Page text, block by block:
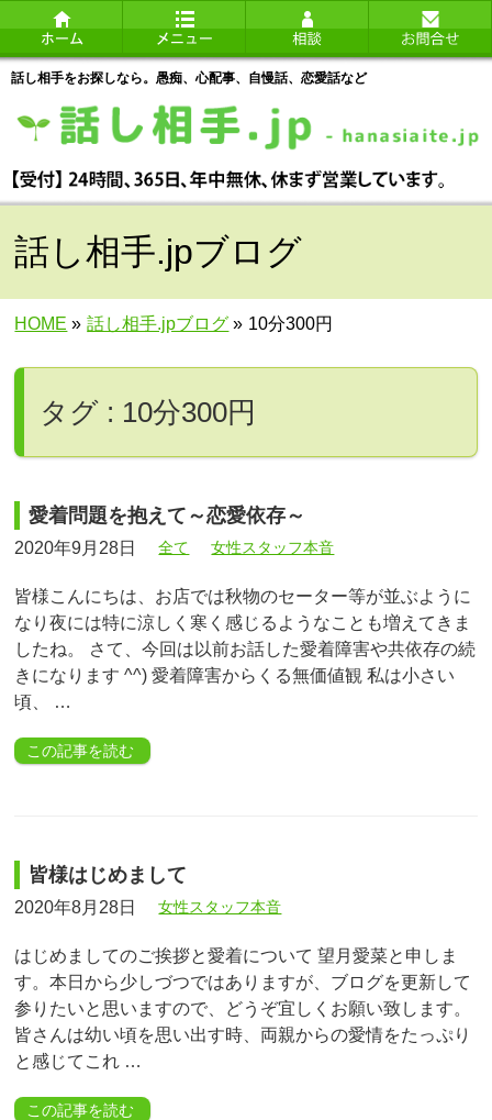
話し相手をお探しなら。愚痴、心配事、自慢話、恋愛話など
話し相手.jpブログ
HOME » 話し相手.jpブログ » 10分300円
タグ : 10分300円
愛着問題を抱えて～恋愛依存～
2020年9月28日 全て 女性スタッフ本音
皆様こんにちは、お店では秋物のセーター等が並ぶように
なり夜には特に涼しく寒く感じるようなことも増えてきま
したね。 さて、今回は以前お話した愛着障害や共依存の続
きになります ^^) 愛着障害からくる無価値観 私は小さい
頃、 …
この記事を読む
皆様はじめまして
2020年8月28日 女性スタッフ本音
はじめましてのご挨拶と愛着について 望月愛菜と申しま
す。本日から少しづつではありますが、ブログを更新して
参りたいと思いますので、どうぞ宜しくお願い致します。
皆さんは幼い頃を思い出す時、両親からの愛情をたっぷり
と感じてこれ …
この記事を読む